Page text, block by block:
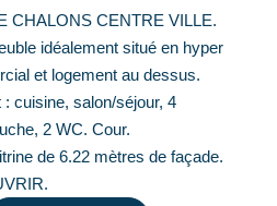
CHALONS CENTRE VILLE.
idéalement situé en hyper
et logement au dessus.
cuisine, salon/séjour, 4
2 WC. Cour.
de 6.22 mètres de façade.